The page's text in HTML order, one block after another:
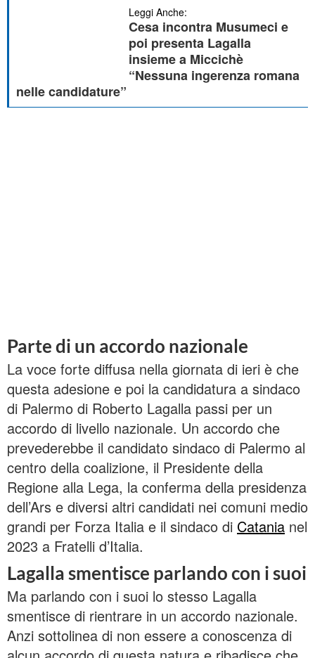
Leggi Anche:
Cesa incontra Musumeci e
poi presenta Lagalla
insieme a Miccichè
“Nessuna ingerenza romana
nelle candidature”
Parte di un accordo nazionale
La voce forte diffusa nella giornata di ieri è che
questa adesione e poi la candidatura a sindaco
di Palermo di Roberto Lagalla passi per un
accordo di livello nazionale. Un accordo che
prevederebbe il candidato sindaco di Palermo al
centro della coalizione, il Presidente della
Regione alla Lega, la conferma della presidenza
dell’Ars e diversi altri candidati nei comuni medio
grandi per Forza Italia e il sindaco di Catania nel
2023 a Fratelli d’Italia.
Lagalla smentisce parlando con i suoi
Ma parlando con i suoi lo stesso Lagalla
smentisce di rientrare in un accordo nazionale.
Anzi sottolinea di non essere a conoscenza di